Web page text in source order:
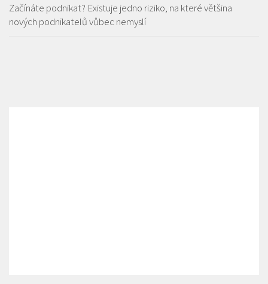
Začínáte podnikat? Existuje jedno riziko, na které většina
nových podnikatelů vůbec nemyslí